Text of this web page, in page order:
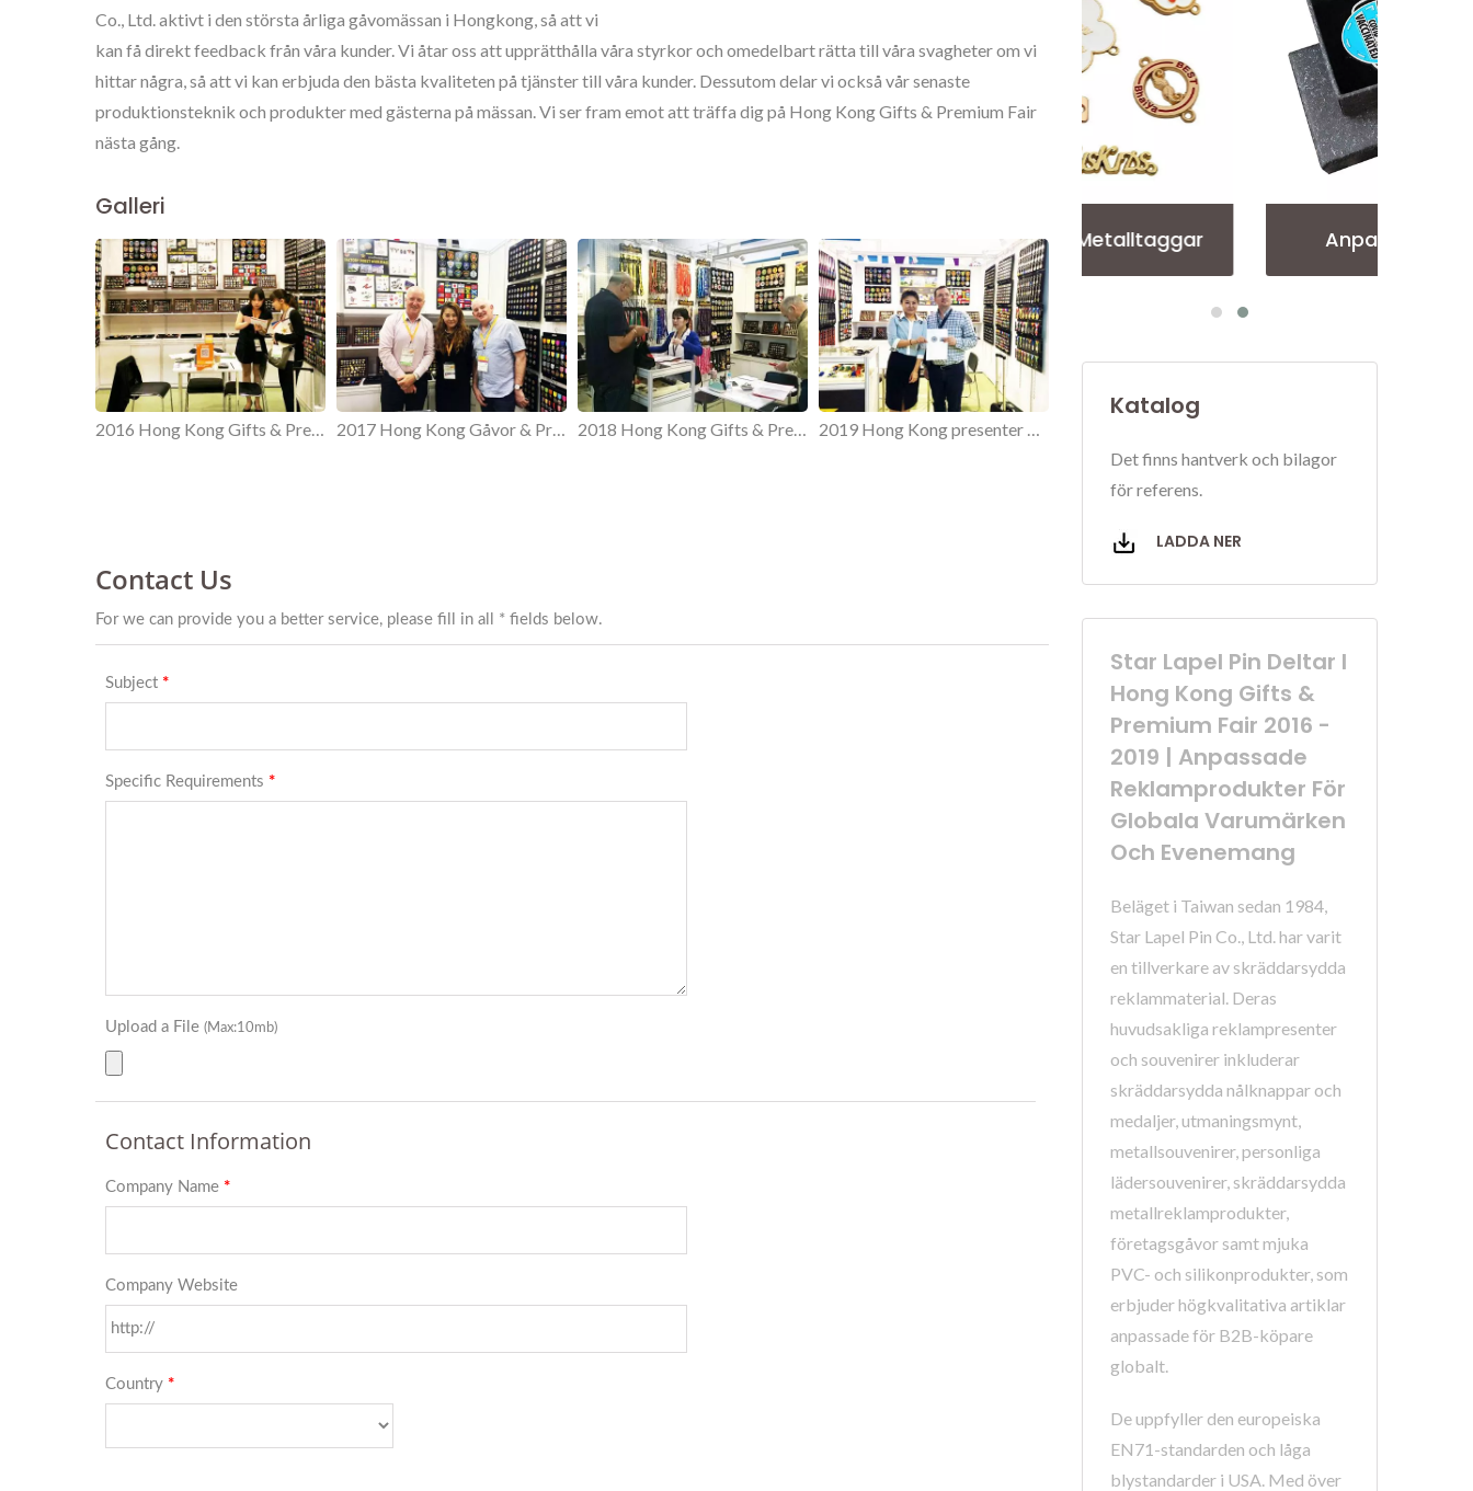
Co., Ltd. aktivt i den största årliga gåvomässan i Hongkong, så att vi
kan få direkt feedback från våra kunder. Vi åtar oss att upprätthålla våra styrkor och omedelbart rätta till våra svagheter om vi
hittar några, så att vi kan erbjuda den bästa kvaliteten på tjänster till våra kunder. Dessutom delar vi också vår senaste
produktionsteknik och produkter med gästerna på mässan. Vi ser fram emot att träffa dig på Hong Kong Gifts & Premium Fair
nästa gång.
Galleri
Personliga Metalltaggar Anpassad Slagpin Personliga Metalltaggar Anpassad Slagpin
Katalog
Det finns hantverk och bilagor
för referens.
LADDA NER
Star Lapel Pin Deltar I
Hong Kong Gifts &
Premium Fair 2016 -
2019 | Anpassade
Reklamprodukter För
Globala Varumärken
Och Evenemang
Beläget i Taiwan sedan 1984,
Star Lapel Pin Co., Ltd. har varit
en tillverkare av skräddarsydda
reklammaterial. Deras
huvudsakliga reklampresenter
och souvenirer inkluderar
skräddarsydda nålknappar och
medaljer, utmaningsmynt,
metallsouvenirer, personliga
lädersouvenirer, skräddarsydda
metallreklamprodukter,
företagsgåvor samt mjuka
PVC- och silikonprodukter, som
erbjuder högkvalitativa artiklar
anpassade för B2B-köpare
globalt.
De uppfyller den europeiska
EN71-standarden och låga
blystandarder i USA. Med över